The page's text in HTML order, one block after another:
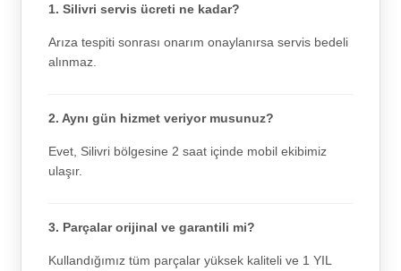
1. Silivri servis ücreti ne kadar?
Arıza tespiti sonrası onarım onaylanırsa servis bedeli
alınmaz.
2. Aynı gün hizmet veriyor musunuz?
Evet, Silivri bölgesine 2 saat içinde mobil ekibimiz
ulaşır.
3. Parçalar orijinal ve garantili mi?
Kullandığımız tüm parçalar yüksek kaliteli ve 1 YIL